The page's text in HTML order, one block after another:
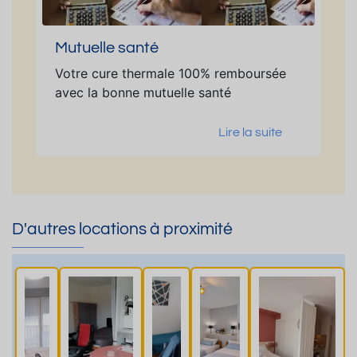
Mutuelle santé
Votre cure thermale 100% remboursée
avec la bonne mutuelle santé
Lire la suite
D'autres locations à proximité